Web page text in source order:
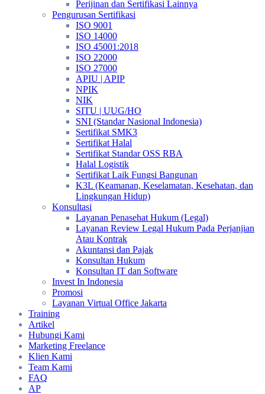
Perijinan dan Sertifikasi Lainnya
Pengurusan Sertifikasi
ISO 9001
ISO 14000
ISO 45001:2018
ISO 22000
ISO 27000
APIU | APIP
NPIK
NIK
SITU | UUG/HO
SNI (Standar Nasional Indonesia)
Sertifikat SMK3
Sertifikat Halal
Sertifikat Standar OSS RBA
Halal Logistik
Sertifikat Laik Fungsi Bangunan
K3L (Keamanan, Keselamatan, Kesehatan, dan
Lingkungan Hidup)
Konsultasi
Layanan Penasehat Hukum (Legal)
Layanan Review Legal Hukum Pada Perjanjian
Atau Kontrak
Akuntansi dan Pajak
Konsultan Hukum
Konsultan IT dan Software
Invest In Indonesia
Promosi
Layanan Virtual Office Jakarta
Training
Artikel
Hubungi Kami
Marketing Freelance
Klien Kami
Team Kami
FAQ
AP